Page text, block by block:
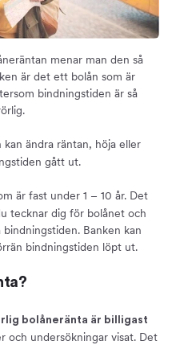
menar man den så
är det ett bolån som är
bindningstiden är så
ändra räntan, höja eller
gått ut.
är fast under 1 – 10 år. Det
tecknar dig för bolånet och
Banken kan
bindningstiden löpt ut.
bolåneränta är billigast
och undersökningar visat. Det